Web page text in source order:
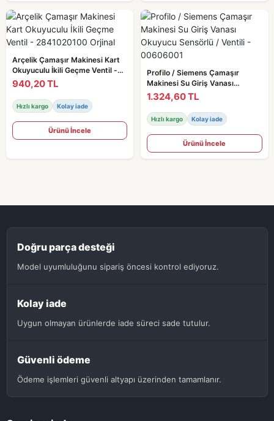
Arçelik Çamaşır Makinesi Kart
Okuyuculu İkili Geçme Ventil -
2841020100 Orjinal
940,20 TL
Hızlı kargo Kolay iade
Ürünü İncele
Profilo / Siemens Çamaşır
Makinesi Su Giriş Vanası
Okuyucu Sensörlü / Ventili -
00606001
1.324,60 TL
Hızlı kargo Kolay iade
Ürünü İncele
Doğru parça desteği
Model uyumluluğunu sipariş öncesi kontrol ediyoruz.
Kolay iade
Uygun olmayan ürünlerde iade süreci sade tutulur.
Güvenli ödeme
Ödeme işlemleri güvenli altyapı üzerinden tamamlanır.